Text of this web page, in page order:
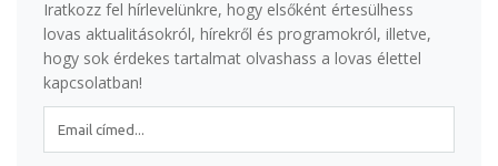
Iratkozz fel hírlevelünkre, hogy elsőként értesülhess
lovas aktualitásokról, hírekről és programokról, illetve,
hogy sok érdekes tartalmat olvashass a lovas élettel
kapcsolatban!